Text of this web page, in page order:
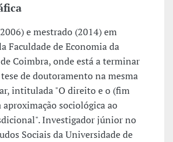
e mestrado (2014) em
Faculdade de Economia da
Coimbra, onde está a terminar
tese de doutoramento na mesma
intitulada "O direito e o (fim
aproximação sociológica ao
Investigador júnior no
Sociais da Universidade de